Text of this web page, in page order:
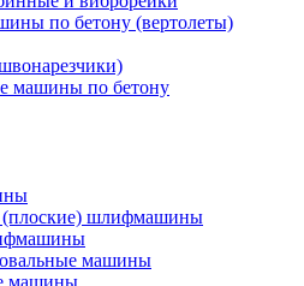
по бетону (вертолеты)
машины по бетону
шлифмашины
машины
машины